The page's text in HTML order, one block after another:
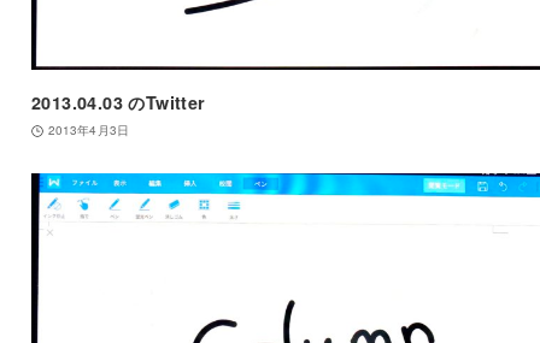
2013.04.03 のTwitter
2013年4月3日